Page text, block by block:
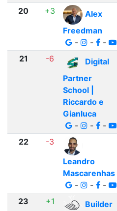
20 +3
Alex
Freedman
-
- -
21 -6
Digital
Partner
School |
Riccardo e
Gianluca
-
- -
22
-3
Leandro
Mascarenhas
-
- -
23 +1
Builder